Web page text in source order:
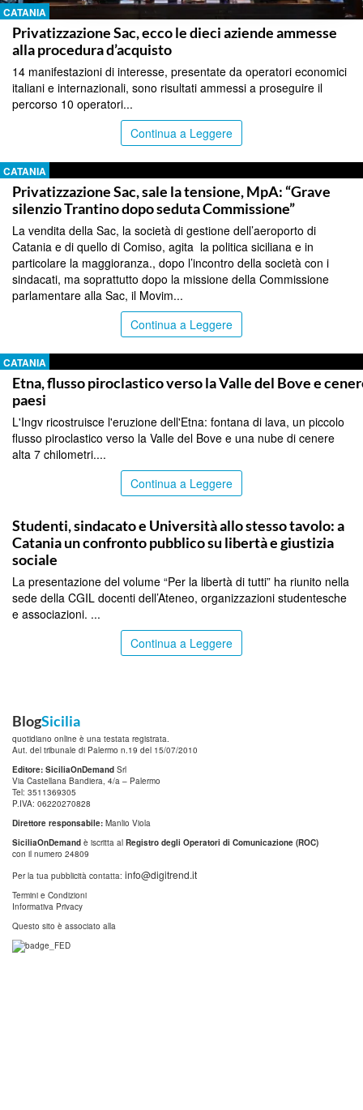
CATANIA
Privatizzazione Sac, ecco le dieci aziende ammesse
alla procedura d’acquisto
14 manifestazioni di interesse, presentate da operatori economici
italiani e internazionali, sono risultati ammessi a proseguire il
percorso 10 operatori...
Continua a Leggere
CATANIA
Privatizzazione Sac, sale la tensione, MpA: “Grave
silenzio Trantino dopo seduta Commissione”
La vendita della Sac, la società di gestione dell’aeroporto di
Catania e di quello di Comiso, agita la politica siciliana e in
particolare la maggioranza., dopo l’incontro della società con i
sindacati, ma soprattutto dopo la missione della Commissione
parlamentare alla Sac, il Movim...
Continua a Leggere
CATANIA
Etna, flusso piroclastico verso la Valle del Bove e
paesi
L'Ingv ricostruisce l'eruzione dell'Etna: fontana di lava, un piccolo
flusso piroclastico verso la Valle del Bove e una nube di cenere
alta 7 chilometri....
Continua a Leggere
Studenti, sindacato e Università allo stesso tavolo: a
Catania un confronto pubblico su libertà e giustizia
sociale
La presentazione del volume “Per la libertà di tutti” ha riunito nella
sede della CGIL docenti dell’Ateneo, organizzazioni studentesche
e associazioni. ...
Continua a Leggere
BlogSicilia
quotidiano online è una testata registrata.
Aut. del tribunale di Palermo n.19 del 15/07/2010
Editore: SiciliaOnDemand Srl
Via Castellana Bandiera, 4/a – Palermo
Tel: 3511369305
P.IVA: 06220270828
Direttore responsabile: Manlio Viola
SiciliaOnDemand è iscritta al Registro degli Operatori di Comunicazione (ROC)
con il numero 24809
Per la tua pubblicità contatta: info@digitrend.it
Termini e Condizioni
Informativa Privacy
Questo sito è associato alla